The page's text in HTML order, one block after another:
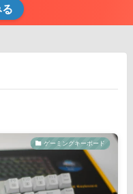
ゲーミングキーボード